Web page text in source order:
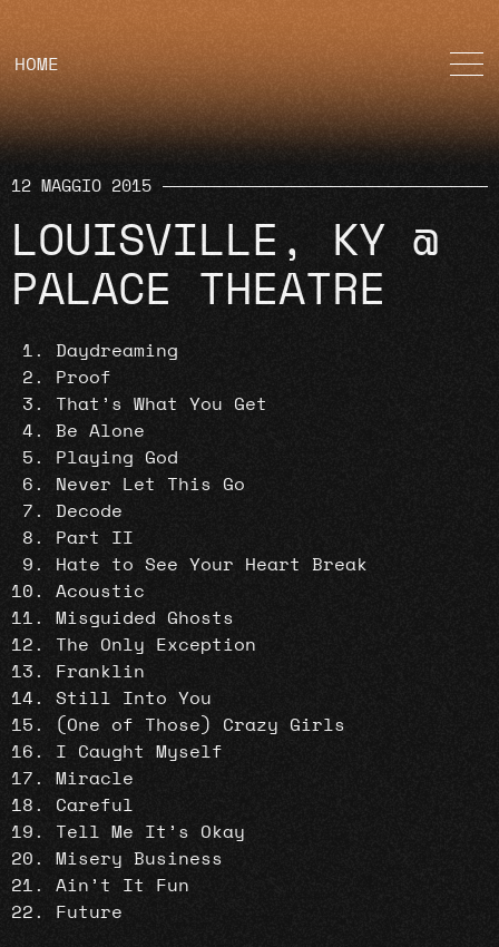
HOME
12 MAGGIO 2015
LOUISVILLE, KY @
PALACE THEATRE
Daydreaming
Proof
That’s What You Get
Be Alone
Playing God
Never Let This Go
Decode
Part II
Hate to See Your Heart Break
Acoustic
Misguided Ghosts
The Only Exception
Franklin
Still Into You
(One of Those) Crazy Girls
I Caught Myself
Miracle
Careful
Tell Me It’s Okay
Misery Business
Ain’t It Fun
Future